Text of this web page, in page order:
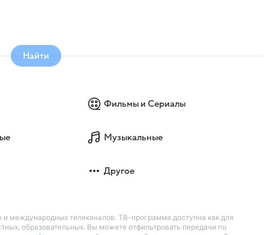
Найти
Фильмы и Сериалы
Музыкальные
Другое
и международных телеканалов. ТВ-программа доступна как для
образовательных. Вы можете отфильтровать передачи по